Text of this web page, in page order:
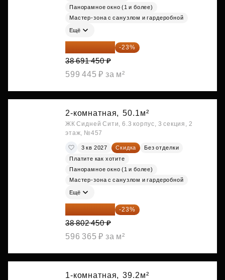
Панорамное окно (1 и более)
Мастер-зона с санузлом и гардеробной
Ещё
29 792 417 ₽ -23%
38 691 450 ₽
599 445 ₽ за м²
2-комнатная, 50.1м²
ЖК Сидней Сити, 6.3 корпус, 3 секция, 2
этаж, №457
3 кв 2027 Скидка
Без отделки
Платите как хотите
Панорамное окно (1 и более)
Мастер-зона с санузлом и гардеробной
Ещё
29 877 887 ₽ -23%
38 802 450 ₽
596 365 ₽ за м²
1-комнатная, 39.2м²